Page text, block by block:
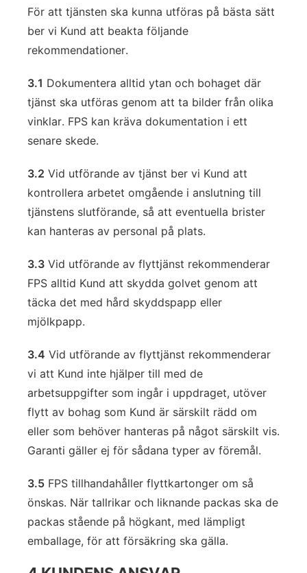
För att tjänsten ska kunna utföras på bästa sätt
ber vi Kund att beakta följande
rekommendationer.
3.1 Dokumentera alltid ytan och bohaget där
tjänst ska utföras genom att ta bilder från olika
vinklar. FPS kan kräva dokumentation i ett
senare skede.
3.2 Vid utförande av tjänst ber vi Kund att
kontrollera arbetet omgående i anslutning till
tjänstens slutförande, så att eventuella brister
kan hanteras av personal på plats.
3.3 Vid utförande av flyttjänst rekommenderar
FPS alltid Kund att skydda golvet genom att
täcka det med hård skyddspapp eller
mjölkpapp.
3.4 Vid utförande av flyttjänst rekommenderar
vi att Kund inte hjälper till med de
arbetsuppgifter som ingår i uppdraget, utöver
flytt av bohag som Kund är särskilt rädd om
eller som behöver hanteras på något särskilt vis.
Garanti gäller ej för sådana typer av föremål.
3.5 FPS tillhandahåller flyttkartonger om så
önskas. När tallrikar och liknande packas ska de
packas stående på högkant, med lämpligt
emballage, för att försäkring ska gälla.